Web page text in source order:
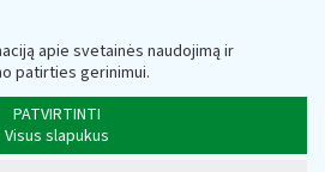
apie svetainės naudojimą ir
patirties gerinimui.
PATVIRTINTI
Visus slapukus